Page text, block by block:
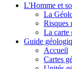
L'Homme et
La
Risques
La carte
Guide
Accueil
Cartes